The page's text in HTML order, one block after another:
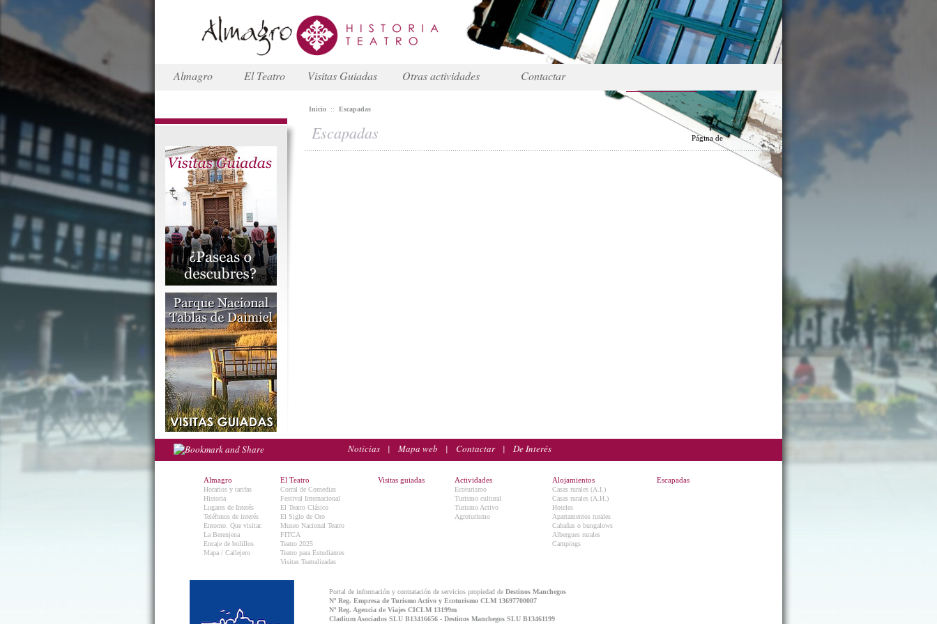
Almagro El Teatro Visitas Guiadas Otras actividades Contactar
Inicio :: Escapadas
Escapadas Página de
Noticias | Mapa web | Contactar| De Interés
Almagro
Horarios y tarifas
Historia
Lugares de Interés
Teléfonos de interés
Entorno. Que visitar.
La Berenjena
Encaje de bolillos
Mapa / Callejero
El Teatro
Corral de Comedias
Festival Internacional
El Teatro Clásico
El Siglo de Oro
Museo Nacional Teatro
FITCA
Teatro 2025
Teatro para Estudiantes
Visitas Teatralizadas
Visitas guiadas Actividades
Ecoturismo
Turismo cultural
Turismo Activo
Agroturismo
Alojamientos
Casas rurales (A.I.)
Casas rurales (A.H.)
Hoteles
Apartamentos rurales
Cabañas o bungalows
Albergues rurales
Campings
Escapadas
Portal de información y contratación de servicios propiedad de Destinos Manchegos
Nº Reg. Empresa de Turismo Activo y Ecoturismo CLM 13697700007
Nº Reg. Agencia de Viajes CICLM 13199m
Cladium Asociados SLU B13416656 - Destinos Manchegos SLU B13461199